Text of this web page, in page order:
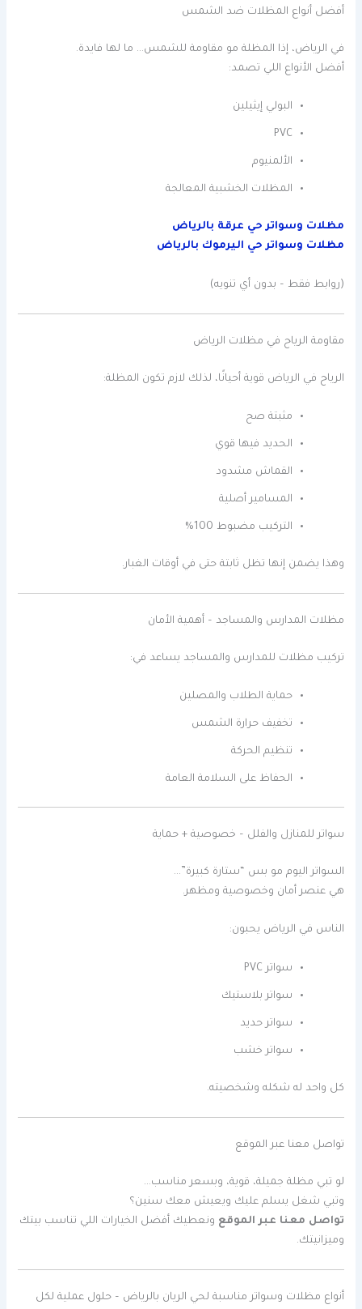
أفضل أنواع المظلات ضد الشمس
في الرياض، إذا المظلة مو مقاومة للشمس… ما لها فايدة.
أفضل الأنواع اللي تصمد:
البولي إيثيلين
PVC
الألمنيوم
المظلات الخشبية المعالجة
مظلات وسواتر حي عرقة بالرياض
مظلات وسواتر حي اليرموك بالرياض
(روابط فقط – بدون أي تنويه)
مقاومة الرياح في مظلات الرياض
الرياح في الرياض قوية أحيانًا، لذلك لازم تكون المظلة:
مثبتة صح
الحديد فيها قوي
القماش مشدود
المسامير أصلية
التركيب مضبوط 100%
وهذا يضمن إنها تظل ثابتة حتى في أوقات الغبار.
مظلات المدارس والمساجد – أهمية الأمان
تركيب مظلات للمدارس والمساجد يساعد في:
حماية الطلاب والمصلين
تخفيف حرارة الشمس
تنظيم الحركة
الحفاظ على السلامة العامة
سواتر للمنازل والفلل – خصوصية + حماية
السواتر اليوم مو بس “ستارة كبيرة”…
هي عنصر أمان وخصوصية ومظهر.
الناس في الرياض يحبون:
سواتر PVC
سواتر بلاستيك
سواتر حديد
سواتر خشب
كل واحد له شكله وشخصيته.
تواصل معنا عبر الموقع
لو تبي مظلة جميلة، قوية، وبسعر مناسب…
وتبي شغل يسلم عليك ويعيش معك سنين؟
تواصل معنا عبر الموقع ونعطيك أفضل الخيارات اللي تناسب بيتك
وميزانيتك.
أنواع مظلات وسواتر مناسبة لحي الريان بالرياض – حلول عملية لكل